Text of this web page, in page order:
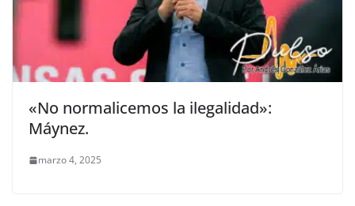
«No normalicemos la ilegalidad»:
Máynez.
marzo 4, 2025